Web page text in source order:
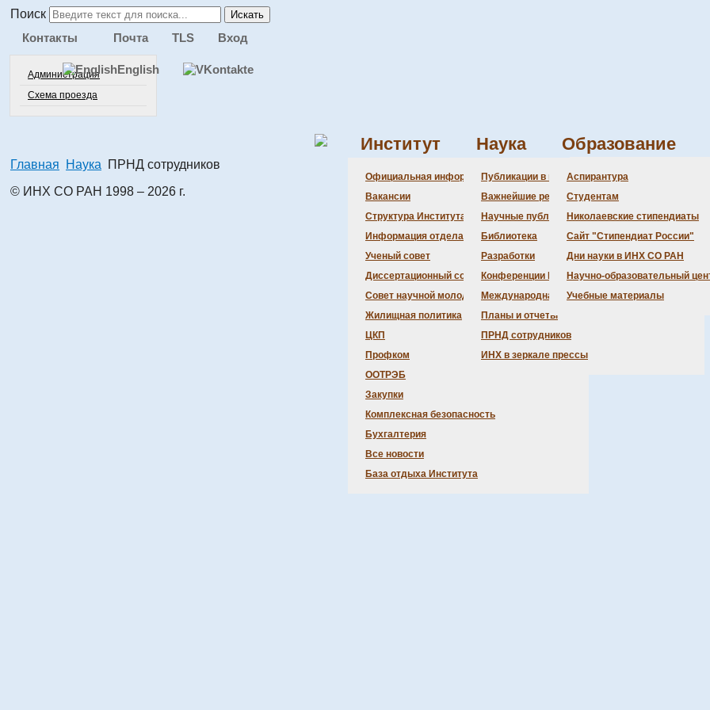
Поиск Искать
Контакты
Администрация
Схема проезда
Почта TLS Вход
English
Институт
Официальная информация
Администрация
Бланки
История Института
Локальные акты
Противодействие
Вакансии
Структура Института
Информация отдела кадров
Документация
Ученый совет
Состав совета
Повестка дня заседаний
Информация ученого
Диссертационный совет
Состав совета
Даты защит диссертаций
Шифры специальностей
Объявления о защитах
Предварительное
Совет научной молодежи
Состав СНМ
Жилищная политика
ЦКП
Профком
ООТРЭБ
Закупки
Комплексная безопасность
Бухгалтерия
Все новости
Новости науки
Награды
База отдыха Института
Наука
Публикации в ведущих журналах
Важнейшие результаты
Научные публикации сотрудников
Библиотека
Разработки
Конференции Института
Международная деятельность
Планы и отчеты
ПРНД сотрудников
ИНХ в зеркале прессы
Образование
Аспирантура
Студентам
Николаевские стипендиаты
Сайт "Стипендиат России"
Дни науки в ИНХ СО РАН
Научно-образовательный
Учебные материалы
Главная Наука
ПРНД сотрудников
© ИНХ СО РАН 1998 – 2026 г.